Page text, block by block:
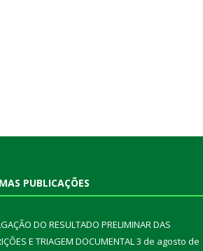
PUBLICAÇÕES
DO RESULTADO PRELIMINAR DAS
E TRIAGEM DOCUMENTAL3 de agosto de